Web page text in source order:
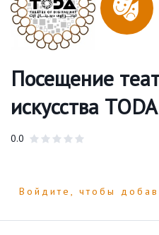
Посещение
искусства TODA
0.0
Войдите, чтобы